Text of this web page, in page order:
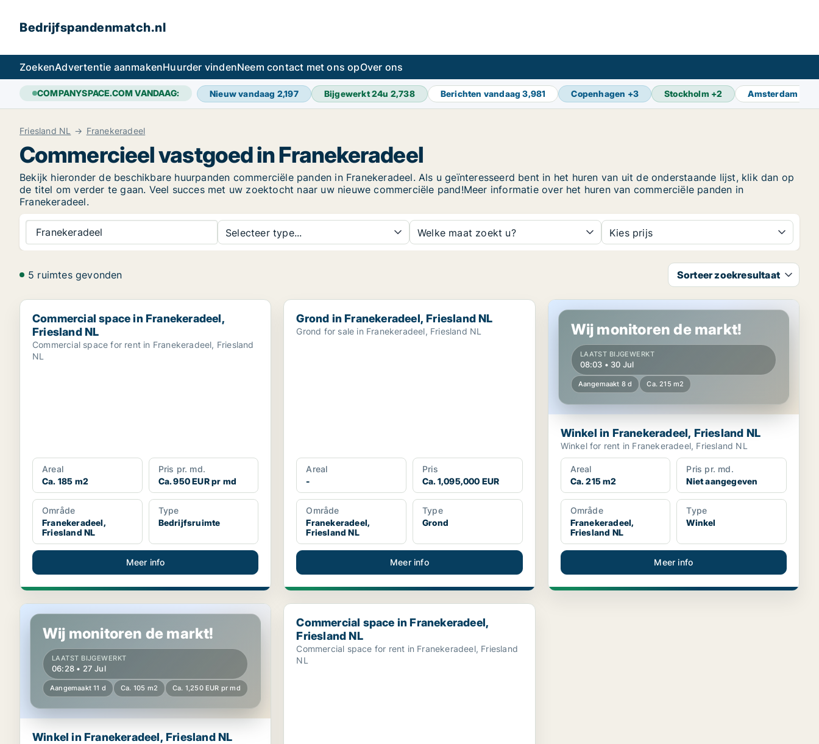
Bedrijfspandenmatch.nl
ZoekenAdvertentie aanmakenHuurder vindenNeem contact met ons opOver ons
COMPANYSPACE.COM VANDAAG: Nieuw vandaag 2,197 Bijgewerkt 24u 2,738 Berichten vandaag3,981 Copenhagen +3 Stockholm +2 Amsterdam
Friesland NL Franekeradeel
Commercieel vastgoed in Franekeradeel
Bekijk hieronder de beschikbare huurpanden commerciële panden in Franekeradeel. Als u geïnteresseerd bent in het huren van uit de onderstaande lijst, klik dan op
de titel om verder te gaan. Veel succes met uw zoektocht naar uw nieuwe commerciële pand!Meer informatie over het huren van commerciële panden in
Franekeradeel.
Franekeradeel Selecteer type... Welke maat zoekt u? Kies prijs
5 ruimtes gevonden Sorteer zoekresultaat
Commercial space in Franekeradeel, Friesland NL
Commercial space in Franekeradeel,
Friesland NL
Commercial space for rent in Franekeradeel, Friesland
NL
Areal
Ca. 185 m2
Pris pr. md.
Ca. 950 EUR pr md
Område
Franekeradeel,
Friesland NL
Type
Bedrijfsruimte
Meer info
Grond in Franekeradeel, Friesland NL
Grond in Franekeradeel, Friesland NL
Grond for sale in Franekeradeel, Friesland NL
Areal
-
Pris
Ca. 1,095,000 EUR
Område
Franekeradeel,
Friesland NL
Type
Grond
Meer info
Winkel in Franekeradeel, Friesland NL
Wij monitoren de markt!
LAATST BIJGEWERKT
08:03 • 30 Jul
Aangemaakt 8 d Ca. 215 m2
Winkel in Franekeradeel, Friesland NL
Winkel for rent in Franekeradeel, Friesland NL
Areal
Ca. 215 m2
Pris pr. md.
Niet aangegeven
Område
Franekeradeel,
Friesland NL
Type
Winkel
Meer info
Winkel in Franekeradeel, Friesland NL
Wij monitoren de markt!
LAATST BIJGEWERKT
06:28 • 27 Jul
Aangemaakt 11 d Ca. 105 m2 Ca. 1,250 EUR pr md
Winkel in Franekeradeel, Friesland NL
Commercial space in Franekeradeel, Friesland NL
Commercial space in Franekeradeel,
Friesland NL
Commercial space for rent in Franekeradeel, Friesland
NL